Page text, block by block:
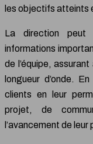
les objectifs atteints
La direction peut
informations
de l’équipe,
longueur d’onde.
clients en leur
projet, de
l’avancement de leur